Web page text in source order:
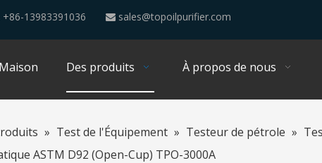
+86-13983391036  sales@topoilpurifier.com
Maison Des produits À propos de nous
» Test de l'Équipement » Testeur de pétrole »
ASTM D92 (Open-Cup) TPO-3000A